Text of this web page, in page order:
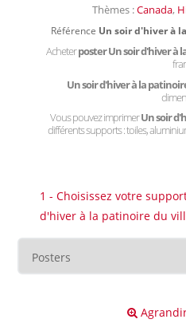
Thèmes :Canada,
Référence Un soir d'hiver à
Acheterposter Un soir d'hiver à
Un soir d'hiver à la
Vous pouvez imprimerUn soir
différents supports : toiles,
1 - Choisissez votre
d'hiver à la patinoire du